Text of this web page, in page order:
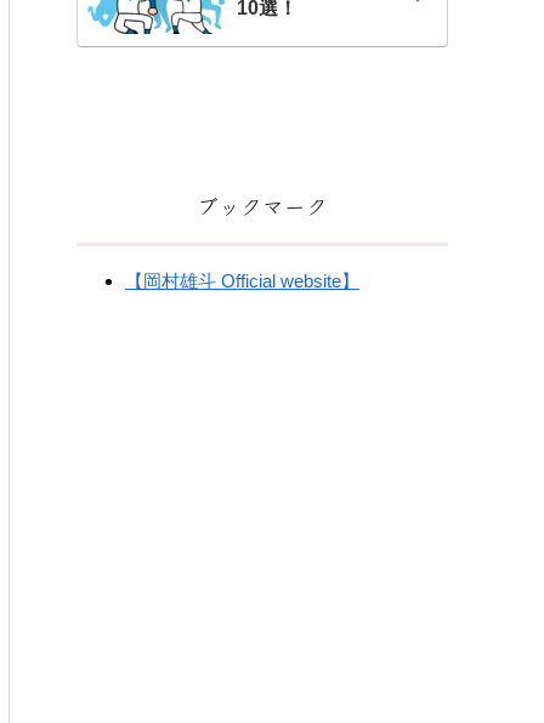
10選！
ブックマーク
【岡村雄斗 Official website】